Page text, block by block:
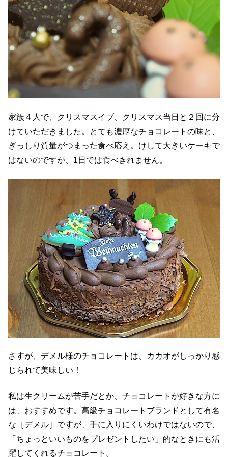
家族４人で、クリスマスイブ、クリスマス当日と２回に分
けていただきました。とても濃厚なチョコレートの味と、
ぎっしり質量がつまった食べ応え。けして大きいケーキで
はないのですが、1日では食べきれません。
さすが、デメル様のチョコレートは、カカオがしっかり感
じられて美味しい！
私は生クリームが苦手だとか、チョコレートが好きな方に
は、おすすめです。高級チョコレートブランドとして有名
な［デメル］ですが、手に入りにくいわけではないので、
「ちょっといいものをプレゼントしたい」的なときにも活
躍してくれるチョコレート。